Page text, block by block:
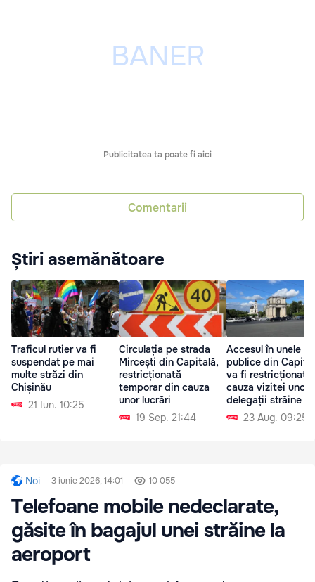
Publicitatea ta poate fi aici
Comentarii
Știri asemănătoare
Traficul rutier va fi
suspendat pe mai
multe străzi din
Chișinău
21 Iun. 10:25
Circulația pe strada
Mircești din Capitală,
restricționată
temporar din cauza
unor lucrări
19 Sep. 21:44
Accesul în unele
publice din
va fi restricționat
cauza vizitei unor
delegații străine
23 Aug. 09:25
Noi 3 iunie 2026, 14:01 10 055
Telefoane mobile nedeclarate,
găsite în bagajul unei străine la
aeroport